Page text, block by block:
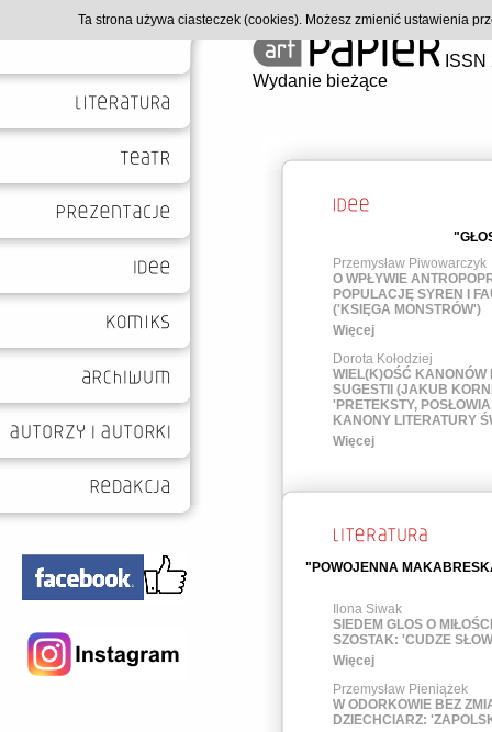
Wydanie bieżące
Przemysław Piwowarczyk
O WPŁYWIE
POPULACJĘ SYREN I
('KSIĘGA MONSTRÓW')
Więcej
Dorota Kołodziej
WIEL(K)OŚĆ KANONÓW
SUGESTII (JAKUB
'PRETEKSTY,
KANONY LITERATURY
Więcej
"POWOJENNA
Ilona Siwak
SIEDEM GLOS O
SZOSTAK: 'CUDZE
Więcej
Przemysław Pieniążek
W ODORKOWIE BEZ
DZIECHCIARZ:
Ta strona używa ciasteczek (cookies). Możesz zmienić ustawienia